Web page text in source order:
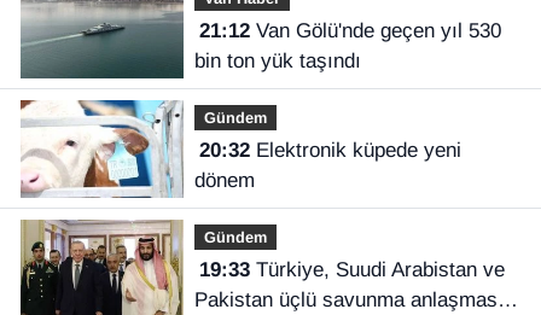
21:12Van Gölü'nde geçen yıl 530
bin ton yük taşındı
Gündem
20:32Elektronik küpede yeni
dönem
Gündem
19:33Türkiye, Suudi Arabistan ve
Pakistan üçlü savunma anlaşması